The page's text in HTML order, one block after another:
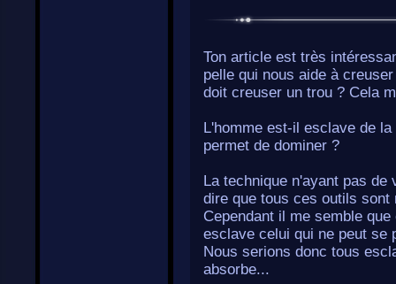
Ton article est très
pelle qui nous aide à
doit creuser un trou ? Cela
L'homme est-il esclave de
permet de dominer ?
La technique n'ayant pas
dire que tous ces outils sont
Cependant il me semble
esclave celui qui ne peut se
Nous serions donc tous
absorbe...